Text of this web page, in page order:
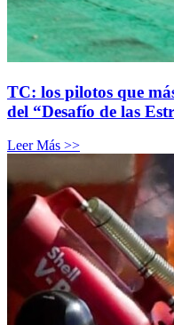
TC: los pilotos que
del “Desafío de las
Leer Más >>